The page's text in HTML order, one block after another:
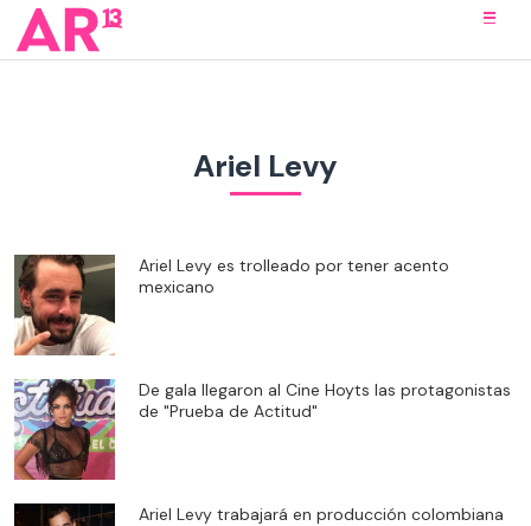
Ariel Levy
Ariel Levy es trolleado por tener acento
mexicano
De gala llegaron al Cine Hoyts las protagonistas
de "Prueba de Actitud"
Ariel Levy trabajará en producción colombiana